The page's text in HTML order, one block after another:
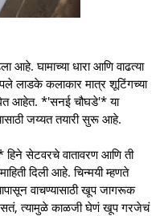
आहे. घामाच्या धारा आणि वाढत्या
लाडके कलाकार मात्र शूटिंगच्या
घेत आहेत. *'सनई चौघडे'* या
जय्यत तयारी सुरू आहे.
हिने सेटवरचे वातावरण आणि ती
दिली आहे. चिन्मयी म्हणते
वाचण्यासाठी खूप जागरूक
त्यामुळे काळजी घेणं खूप गरजेचं